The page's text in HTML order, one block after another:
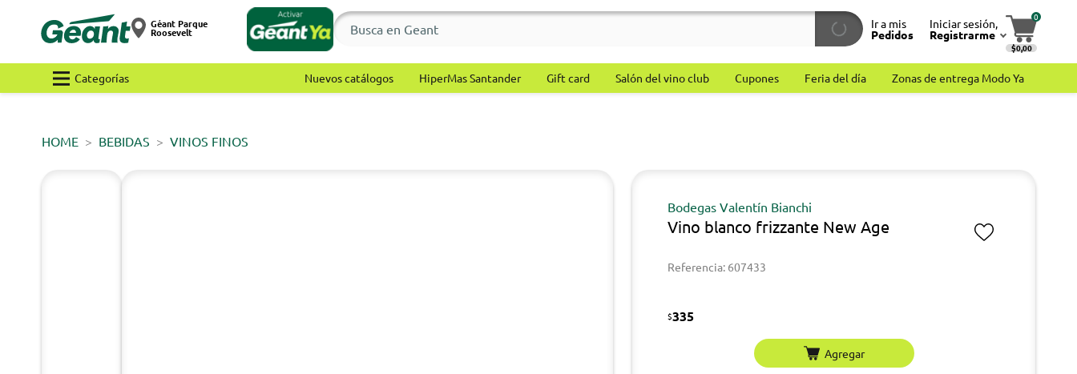
Géant Parque
Roosevelt
Ir a mis
Pedidos
Iniciar sesión,
Registrarme
0
$0,00
Categorías Nuevos catálogos HiperMas Santander Gift card Salón del vino club Cupones Feria del día Zonas de entrega Modo Ya
HOME BEBIDAS VINOS FINOS
Bodegas Valentín Bianchi
Vino blanco frizzante New Age
Referencia: 607433
$335
Agregar